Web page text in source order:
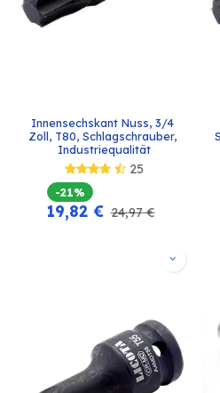
Innensechskant Nuss, 3/4
Zoll, T80, Schlagschrauber,
Industriequalität
25
-21%
19,82€ 24,97€